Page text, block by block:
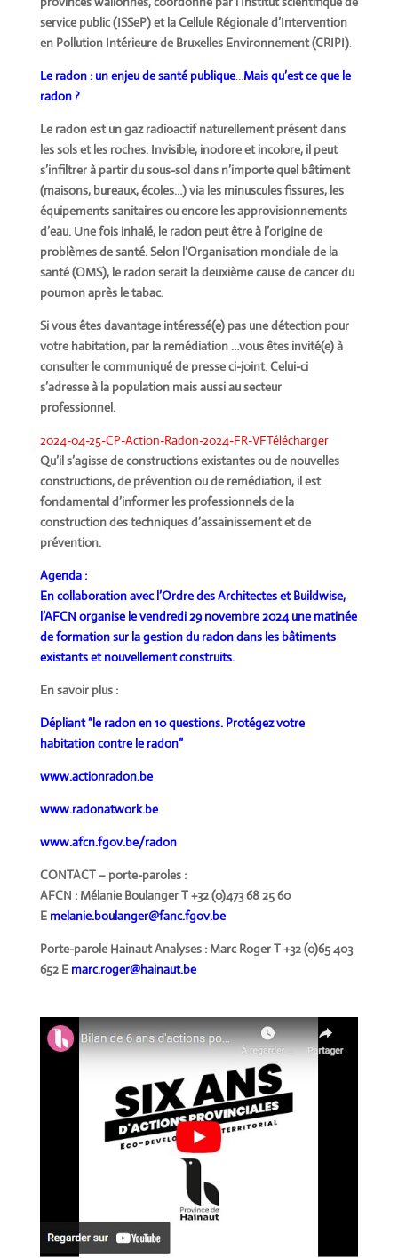
service public (ISSeP) et la Cellule Régionale d’Intervention
en Pollution Intérieure de Bruxelles Environnement (CRIPI).
Le radon : un enjeu de santé publique…Mais qu’est ce que le
radon ?
Le radon est un gaz radioactif naturellement présent dans
les sols et les roches. Invisible, inodore et incolore, il peut
s’infiltrer à partir du sous-sol dans n’importe quel bâtiment
(maisons, bureaux, écoles…) via les minuscules fissures, les
équipements sanitaires ou encore les approvisionnements
d’eau. Une fois inhalé, le radon peut être à l’origine de
problèmes de santé. Selon l’Organisation mondiale de la
santé (OMS), le radon serait la deuxième cause de cancer du
poumon après le tabac.
Si vous êtes davantage intéressé(e) pas une détection pour
votre habitation, par la remédiation …vous êtes invité(e) à
consulter le communiqué de presse ci-joint.Celui-ci
s’adresse à la population mais aussi au secteur
professionnel.
2024-04-25-CP-Action-Radon-2024-FR-VFTélécharger
Qu’il s’agisse de constructions existantes ou de nouvelles
constructions, de prévention ou de remédiation, il est
fondamental d’informer les professionnels de la
construction des techniques d’assainissement et de
prévention.
Agenda :
En collaboration avec l’Ordre des Architectes et Buildwise,
l’AFCN organise le vendredi 29 novembre 2024 une matinée
de formation sur la gestion du radon dans les bâtiments
existants et nouvellement construits.
En savoir plus :
Dépliant “le radon en 10 questions. Protégez votre
habitation contre le radon”
www.actionradon.be
www.radonatwork.be
www.afcn.fgov.be/radon
CONTACT – porte-paroles :
AFCN : Mélanie Boulanger T +32 (0)473 68 25 60
E melanie.boulanger@fanc.fgov.be
Porte-parole Hainaut Analyses : Marc Roger T +32 (0)65 403
652 E marc.roger@hainaut.be